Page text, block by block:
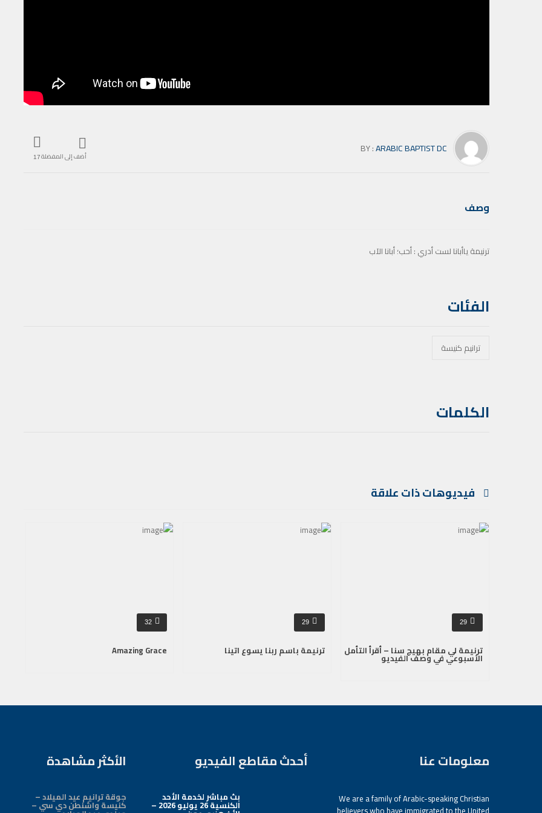
أضف إلى المفضلة17
BY :ARABIC BAPTIST DC
وصف
ترنيمة ياأبانا لست أدري : أحب؛ أبانا الآب
الفئات
ترانيم كنيسة
الكلمات
فيديوهات ذات علاقة
29
ترنيمة لي مقام بهيج سنا – أقرأ التأمل
الأسبوعي في وصف الفيديو
29
ترنيمة باسم ربنا يسوع اتينا
32
Amazing Grace
معلومات عنا
We are a family of Arabic-speaking Christian
أحدث مقاطع الفيديو
بث مباشر لخدمة الأحد
الكنسية 26 يوليو 2026 –
الأكثر مشاهدة
جوقة ترانيم عيد الميلاد –
كنيسة واشنطن دي سي –